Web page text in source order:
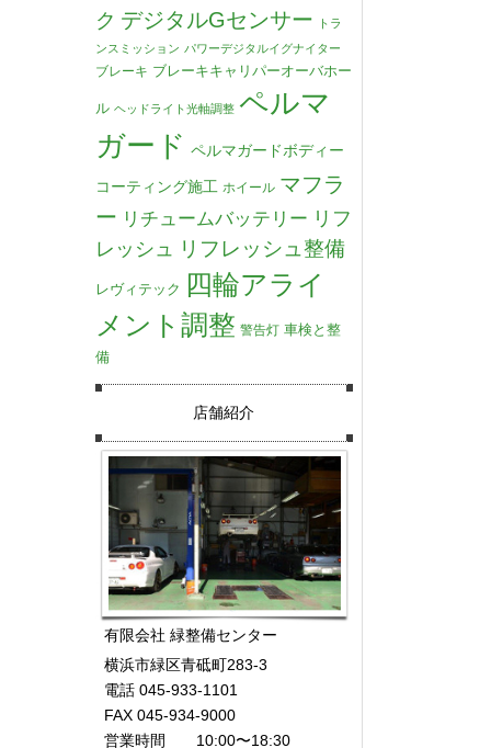
ク デジタルGセンサー
トラ
ンスミッション パワーデジタルイグナイター
ブレーキ ブレーキキャリパーオーバホー
ル ヘッドライト光軸調整 ペルマ
ガード ペルマガードボディー
コーティング施工 ホイール マフラ
ー リチュームバッテリー リフ
レッシュ
リフレッシュ整備
レヴィテック 四輪アライ
メント調整 警告灯 車検と整
備
店舗紹介
有限会社 緑整備センター
横浜市緑区青砥町283-3
電話 045-933-1101
FAX 045-934-9000
営業時間 10:00〜18:30